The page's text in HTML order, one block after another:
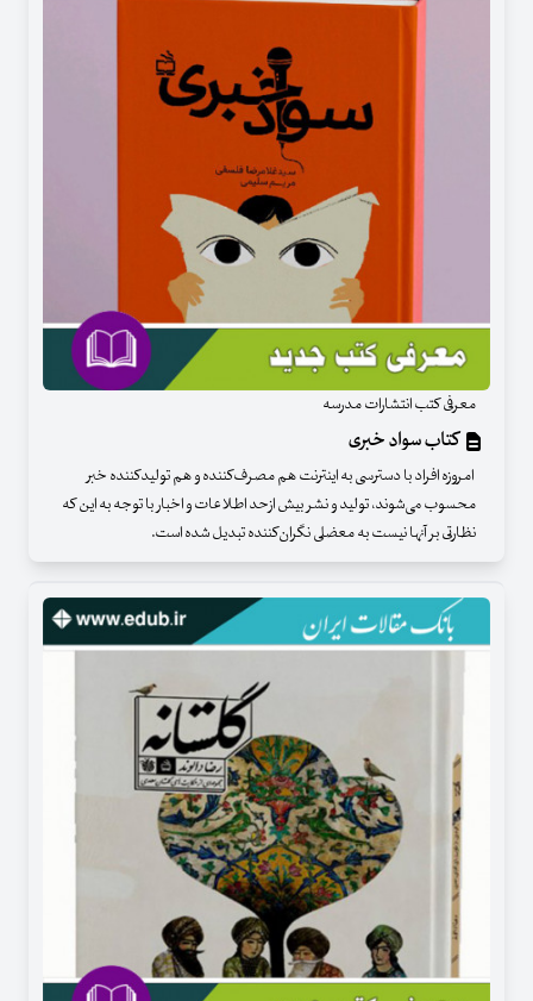
معرفی کتب انتشارات مدرسه
کتاب سواد خبری
امروزه افراد با دسترسی به اینترنت هم مصرف‌کننده و هم تولیدکننده خبر
محسوب می‌شوند، تولید و نشر بیش‌ ازحد اطلاعات و اخبار با توجه به این که
نظارتی بر آنها نیست به معضلی نگران‌کننده تبدیل‌ شده است.